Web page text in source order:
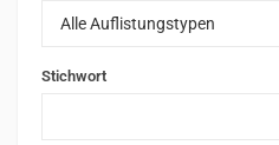
Alle Auflistungstypen
Stichwort